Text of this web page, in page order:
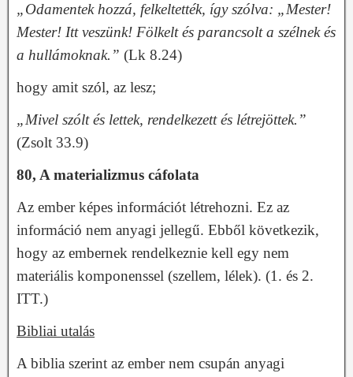
„Odamentek hozzá, felkeltették, így szólva: „Mester!
Mester! Itt veszünk! Fölkelt és parancsolt a szélnek és
a hullámoknak.” (Lk 8.24)
hogy amit szól, az lesz;
„Mivel szólt és lettek, rendelkezett és létrejöttek.”
(Zsolt 33.9)
80, A materializmus cáfolata
Az ember képes információt létrehozni. Ez az
információ nem anyagi jellegű. Ebből következik,
hogy az embernek rendelkeznie kell egy nem
materiális komponenssel (szellem, lélek). (1. és 2.
ITT.)
Bibliai utalás
A biblia szerint az ember nem csupán anyagi